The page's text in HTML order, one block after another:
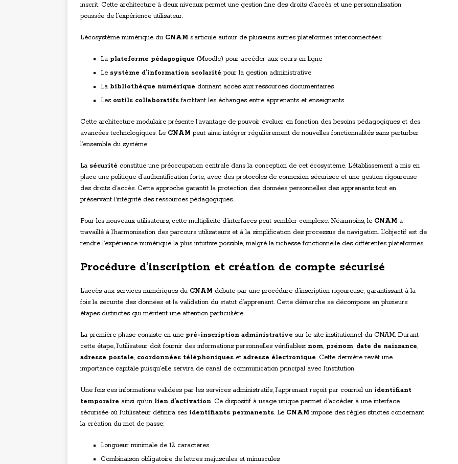
inscrit. Cette architecture à deux niveaux permet une gestion fine des droits d’accès et une personnalisation
poussée de l’expérience utilisateur.
L’écosystème numérique du CNAM s’articule autour de plusieurs autres plateformes interconnectées:
La plateforme pédagogique (Moodle) pour accéder aux cours en ligne
Le système d’information scolarité pour la gestion administrative
La bibliothèque numérique donnant accès aux ressources documentaires
Les outils collaboratifs facilitant les échanges entre apprenants et enseignants
Cette architecture modulaire présente l’avantage de pouvoir évoluer en fonction des besoins pédagogiques et des
avancées technologiques. Le CNAM peut ainsi intégrer régulièrement de nouvelles fonctionnalités sans perturber
l’ensemble du système.
La sécurité constitue une préoccupation centrale dans la conception de cet écosystème. L’établissement a mis en
place une politique d’authentification forte, avec des protocoles de connexion sécurisée et une gestion rigoureuse
des droits d’accès. Cette approche garantit la protection des données personnelles des apprenants tout en
préservant l’intégrité des ressources pédagogiques.
Pour les nouveaux utilisateurs, cette multiplicité d’interfaces peut sembler complexe. Néanmoins, le CNAM a
travaillé à l’harmonisation des parcours utilisateurs et à la simplification des processus de navigation. L’objectif est de
rendre l’expérience numérique la plus intuitive possible, malgré la richesse fonctionnelle des différentes plateformes.
Procédure d’inscription et création de compte sécurisé
L’accès aux services numériques du CNAM débute par une procédure d’inscription rigoureuse, garantissant à la
fois la sécurité des données et la validation du statut d’apprenant. Cette démarche se décompose en plusieurs
étapes distinctes qui méritent une attention particulière.
La première phase consiste en une pré-inscription administrative sur le site institutionnel du CNAM. Durant
cette étape, l’utilisateur doit fournir des informations personnelles vérifiables: nom, prénom, date de naissance,
adresse postale, coordonnées téléphoniques et adresse électronique. Cette dernière revêt une
importance capitale puisqu’elle servira de canal de communication principal avec l’institution.
Une fois ces informations validées par les services administratifs, l’apprenant reçoit par courriel un identifiant
temporaire ainsi qu’un lien d’activation. Ce dispositif à usage unique permet d’accéder à une interface
sécurisée où l’utilisateur définira ses identifiants permanents. Le CNAM impose des règles strictes concernant
la création du mot de passe:
Longueur minimale de 12 caractères
Combinaison obligatoire de lettres majuscules et minuscules